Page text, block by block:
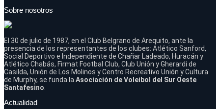
Sobre nosotros
El 30 de julio de 1987, en el Club Belgrano de Arequito, ante la
presencia de los representantes de los clubes: Atlético Sanford,
Social Deportivo e Independiente de Chañar Ladeado, Huracán y
Atlético Chabás, Firmat Footbal Club, Club Unión y Gherardi de
Casilda, Unión de Los Molinos y Centro Recreativo Unión y Cultura
de Murphy, se funda la Asociación de Voleibol del Sur Oeste
Santafesino
Actualidad